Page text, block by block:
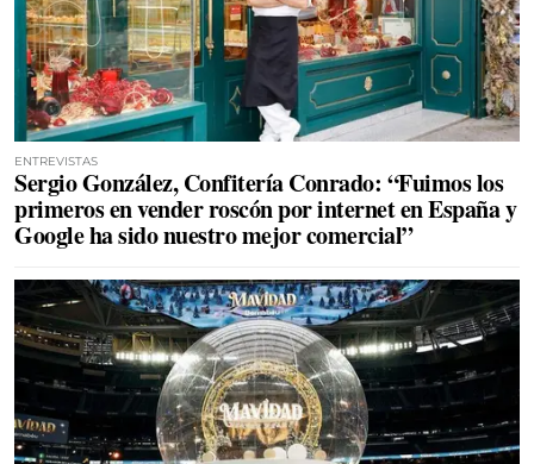
ENTREVISTAS
Sergio González, Confitería Conrado: “Fuimos los
primeros en vender roscón por internet en España y
Google ha sido nuestro mejor comercial”